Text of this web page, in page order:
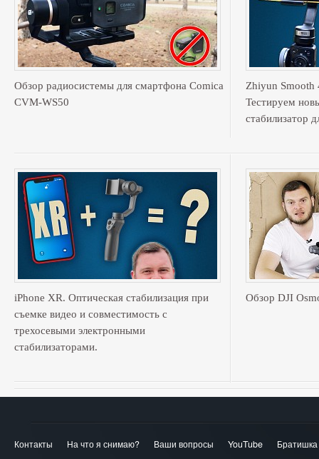
Обзор радиосистемы для смартфона Comica
CVM-WS50
Zhiyun Smooth
Тестируем
стабилизатор
iPhone XR. Оптическая стабилизация при
съемке видео и совместимость с
трехосевыми электронными
стабилизаторами.
Обзор DJI
Контакты На что я снимаю? Ваши вопросы YouTube